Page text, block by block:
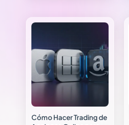
Cómo Hacer Trading de